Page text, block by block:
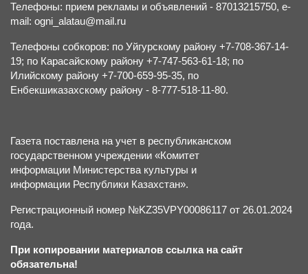
Телефоны: прием рекламы и объявлений - 87013215750, e-
mail: ogni_alatau@mail.ru
Телефоны собкоров: по Уйгурскому району +7-708-367-14-
19; по Карасайскому району +7-747-563-61-18; по
Илийскому району +7-700-659-95-35, по
Енбекшиказахскому району - 8-777-518-11-80.
Газета поставлена на учет в республиканском
государственном учреждении «Комитет
информации Министерства культуры и
информации Республики Казахстан».
Регистрационный номер №KZ35VPY00086117 от 26.01.2024
года.
При копировании материалов ссылка на сайт
обязательна!